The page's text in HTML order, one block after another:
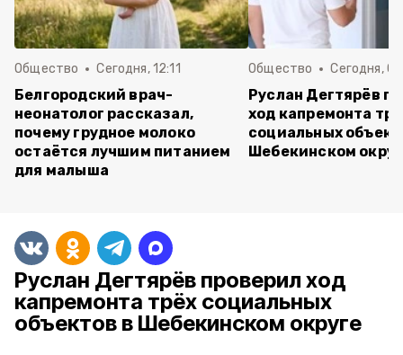
Общество Сегодня, 12:11
Белгородский врач-
неонатолог рассказал,
почему грудное молоко
остаётся лучшим питанием
для малыша
Общество Сегодня,
Руслан Дегтярёв
ход капремонта
социальных
Шебекинском
Руслан Дегтярёв проверил ход
капремонта трёх социальных
объектов в Шебекинском округе